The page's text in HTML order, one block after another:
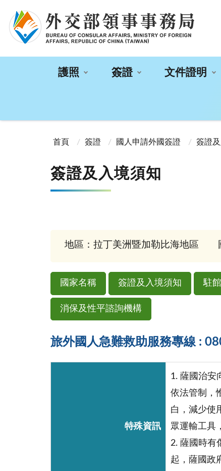
護照 簽證 文件證明
首頁
簽證 國人申請外國簽證 簽證
簽證及入境須知
地區：拉丁美洲暨加勒比海地區
國家名稱 簽證及入境須知 駐
消保及性平諮詢機構
旅外國人急難救助服務專線 :
特殊資訊
1. 薩國治安
依法管制，
白，減少使
眾運輸工具
2. 薩國時有
起，薩國政